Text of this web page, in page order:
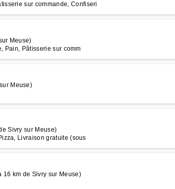
sur commande, Confiseri
Meuse)
Pain, Pâtisserie sur comm
Meuse)
Sivry sur Meuse)
Livraison gratuite (sous
16 km de Sivry sur Meuse)